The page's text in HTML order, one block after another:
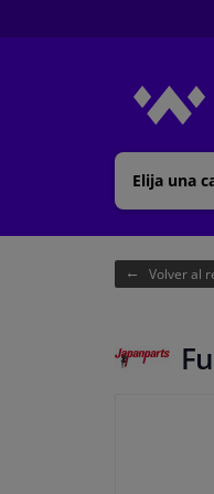
Elija una
Volver al